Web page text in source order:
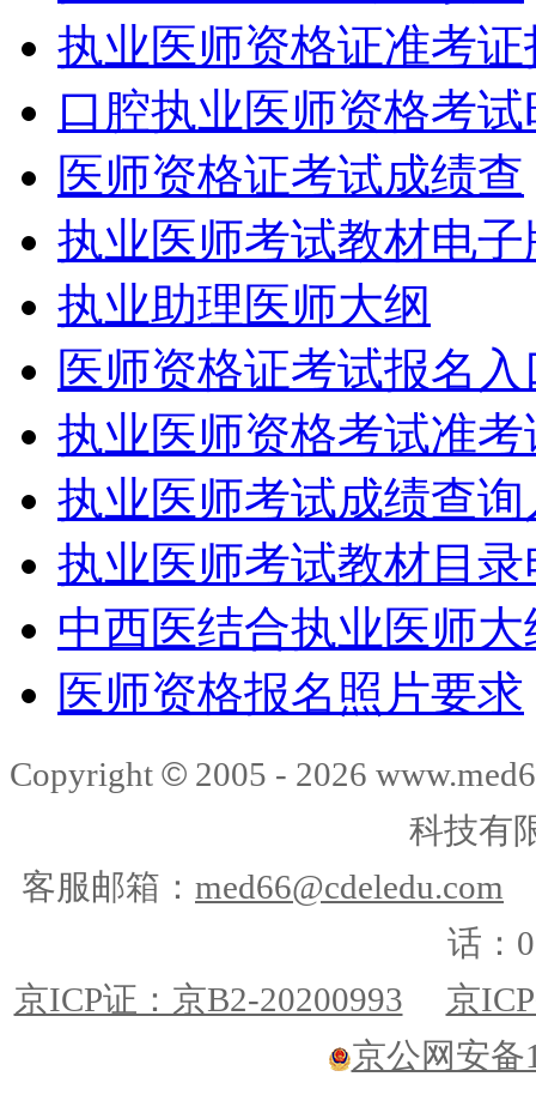
执业医师资格证准考
口腔执业医师资格考
医师资格证考试成绩查
执业医师考试教材电
执业助理医师大纲
医师资格证考试报名入
执业医师资格考试准
执业医师考试成绩查询
执业医师考试教材目
中西医结合执业医师大
医师资格报名照片要求
Copyright © 2005 - 2026
科技有
客服邮箱： med66@cdeledu.com
话：
京ICP证：京B2-20200993
京
京公网安备